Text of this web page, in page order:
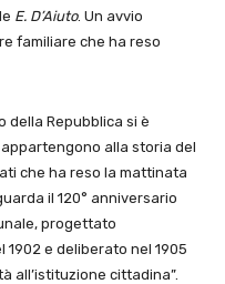
E. D’Aiuto. Un avvio
familiare che ha reso
della Repubblica si è
alla storia del
che ha reso la mattinata
il 120° anniversario
progettato
1902 e deliberato nel 1905
all’istituzione cittadina”.